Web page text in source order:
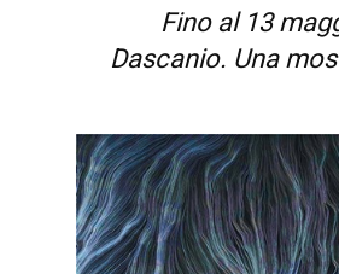
Fino al 13
Dascanio. Una